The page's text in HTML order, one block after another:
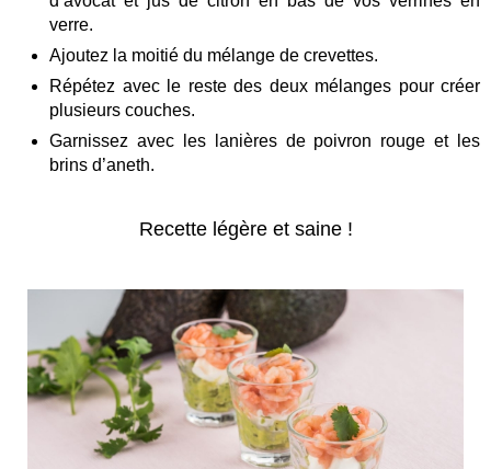
verre.
Ajoutez la moitié du mélange de crevettes.
Répétez avec le reste des deux mélanges pour créer
plusieurs couches.
Garnissez avec les lanières de poivron rouge et les
brins d’aneth.
Recette légère et saine !